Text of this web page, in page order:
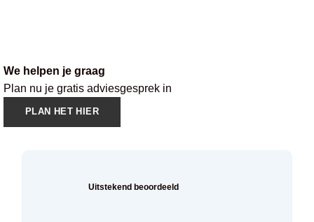
We helpen je graag
Plan nu je gratis adviesgesprek in
PLAN HET HIER
Uitstekend beoordeeld